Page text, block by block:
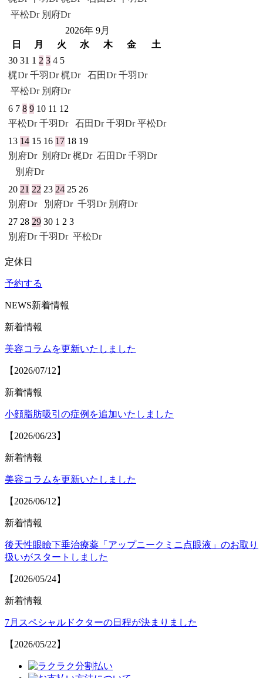
平松Dr 別府Dr
2026年 9月
日
月 火 水 木 金
土
30 31 1 2 3 4 5
梶Dr 千羽Dr 梶Dr 石田Dr 千羽Dr
平松Dr 別府Dr
6 7 8 9 10 11 12
平松Dr 千羽Dr 石田Dr 千羽Dr 平松Dr
13 14 15 16 17 18 19
別府Dr 別府Dr 梶Dr 石田Dr 千羽Dr
別府Dr
20 21 22 23 24 25 26
別府Dr
別府Dr 千羽Dr 別府Dr
27 28 29 30 1 2 3
別府Dr 千羽Dr 平松Dr
定休日
予約する
NEWS新着情報
新着情報
美容コラムを更新いたしました
【2026/07/12】
新着情報
小顔脂肪吸引の症例を追加いたしました
【2026/06/23】
新着情報
美容コラムを更新いたしました
【2026/06/12】
新着情報
後天性眼瞼下垂治療薬「アップニークミニ点眼液」のお取り
扱いがスタートしました
【2026/05/24】
新着情報
7月スペシャルドクターの日程が決まりました
【2026/05/22】